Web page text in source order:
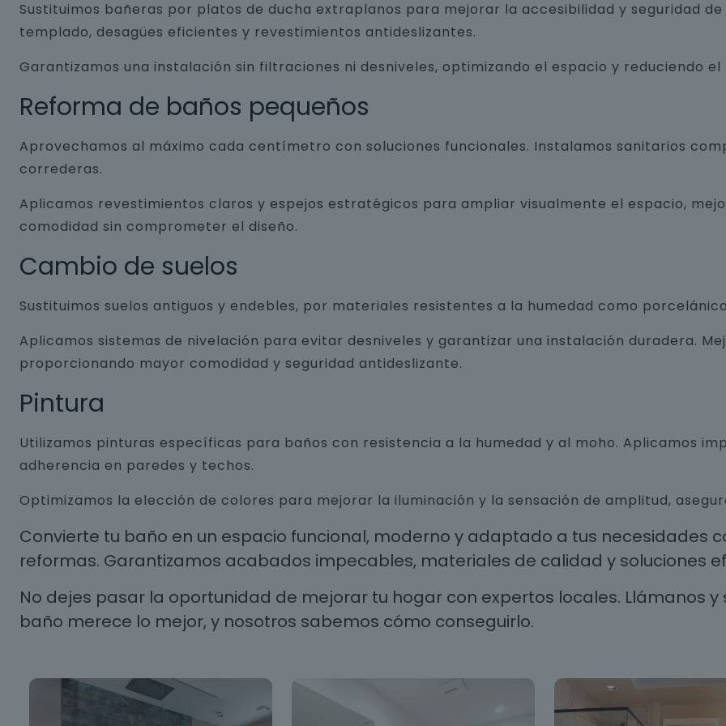
Sustituimos bañeras por platos de ducha extraplanos para mejorar la accesibilidad y seguridad
templado, desagües eficientes y revestimientos antideslizantes.
Garantizamos una instalación sin filtraciones ni desniveles, optimizando el espacio y reduciendo
Reforma de baños pequeños
Aprovechamos al máximo cada centímetro con soluciones funcionales. Instalamos sanitarios
correderas.
Aplicamos revestimientos claros y espejos estratégicos para ampliar visualmente el espacio,
comodidad sin comprometer el diseño.
Cambio de suelos
Sustituimos suelos antiguos y endebles, por materiales resistentes a la humedad como
Aplicamos sistemas de nivelación para evitar desniveles y garantizar una instalación duradera.
proporcionando mayor comodidad y seguridad antideslizante.
Pintura
Utilizamos pinturas específicas para baños con resistencia a la humedad y al moho. Aplicamos
adherencia en paredes y techos.
Optimizamos la elección de colores para mejorar la iluminación y la sensación de amplitud,
Convierte tu baño en un espacio funcional, moderno y adaptado a tus necesidades
reformas. Garantizamos acabados impecables, materiales de calidad y soluciones
No dejes pasar la oportunidad de mejorar tu hogar con expertos locales. Llámanos y
baño merece lo mejor, y nosotros sabemos cómo conseguirlo.